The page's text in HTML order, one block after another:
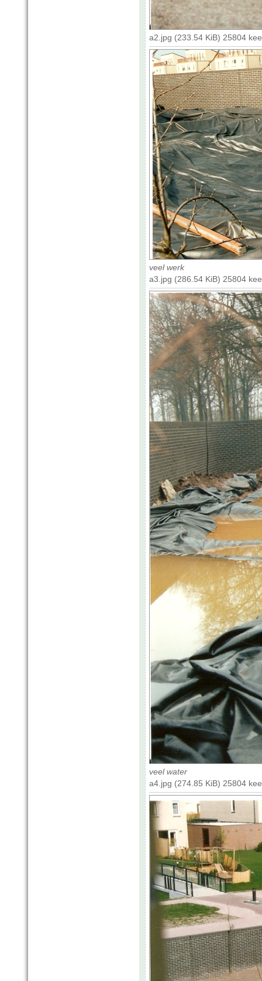
a2.jpg (233.54 KiB) 25804
veel werk
a3.jpg (286.54 KiB) 25804
veel water
a4.jpg (274.85 KiB) 25804